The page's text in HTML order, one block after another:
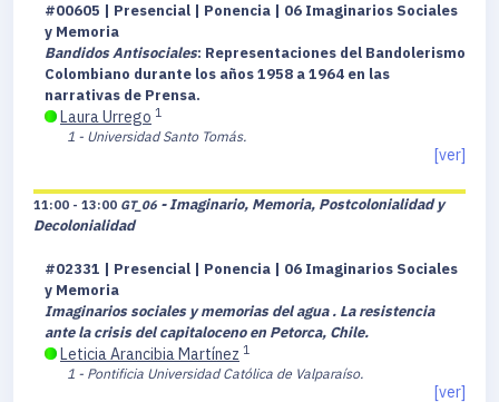
#00605 | Presencial | Ponencia | 06 Imaginarios Sociales
y Memoria
Bandidos Antisociales: Representaciones del Bandolerismo
Colombiano durante los años 1958 a 1964 en las
narrativas de Prensa.
Laura Urrego 1
1 - Universidad Santo Tomás.
[ver]
11:00 - 13:00 GT_06 - Imaginario, Memoria, Postcolonialidad y
Decolonialidad
#02331 | Presencial | Ponencia | 06 Imaginarios Sociales
y Memoria
Imaginarios sociales y memorias del agua . La resistencia
ante la crisis del capitaloceno en Petorca, Chile.
Leticia Arancibia Martínez 1
1 - Pontificia Universidad Católica de Valparaíso.
[ver]